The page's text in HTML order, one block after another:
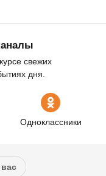
свежих
дня.
Одноклассники